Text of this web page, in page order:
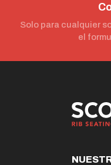
Solo para cualquier
el